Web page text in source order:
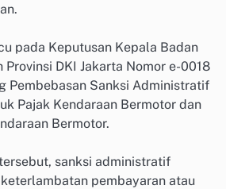
pada Keputusan Kepala Badan
Provinsi DKI Jakarta Nomor e-0018
Pembebasan Sanksi Administratif
Pajak Kendaraan Bermotor dan
Bermotor.
sanksi administratif
pembayaran atau